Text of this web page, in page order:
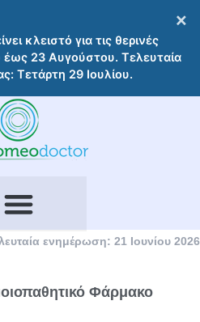
κλειστό για τις θερινές
έως 23 Αυγούστου. Τελευταία
Τετάρτη 29 Ιουλίου.
×
ενημέρωση: 21 Ιουνίου 2026
Φάρμακο